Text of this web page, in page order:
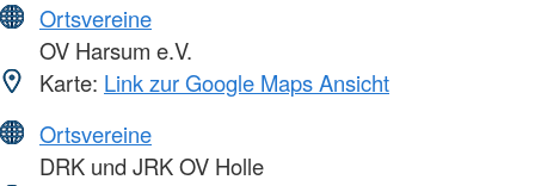
Ortsvereine
OV Harsum e.V.
Karte: Link zur Google Maps Ansicht
Ortsvereine
DRK und JRK OV Holle